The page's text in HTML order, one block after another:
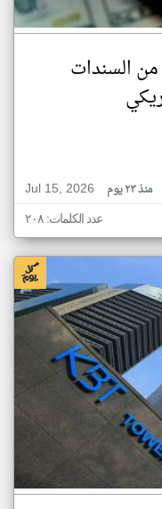
السندات
Jul 15, 2026
منذ ٢٣ يوم
عدد الكلمات: ٢٠٨